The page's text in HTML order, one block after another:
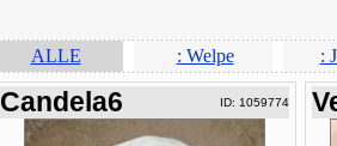
ALLE
: Welpe :
Candela6 ID: 1059774